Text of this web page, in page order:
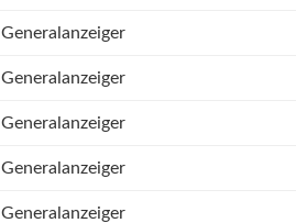
Generalanzeiger
Generalanzeiger
Generalanzeiger
Generalanzeiger
Generalanzeiger